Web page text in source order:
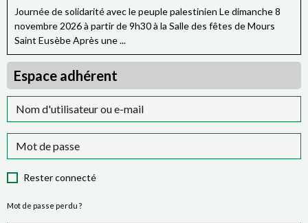
Journée de solidarité avec le peuple palestinien Le dimanche 8
novembre 2026 à partir de 9h30 à la Salle des fêtes de Mours
Saint Eusèbe Après une ...
Espace adhérent
Rester connecté
Mot de passe perdu ?